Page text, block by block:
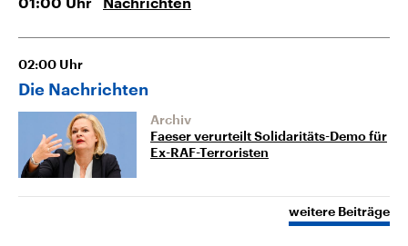
01:00 Uhr Nachrichten
02:00 Uhr
Die Nachrichten
Archiv
Faeser verurteilt Solidaritäts-Demo für
Ex-RAF-Terroristen
weitere Beiträge